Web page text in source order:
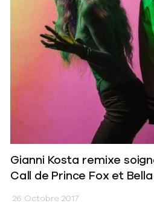
Gianni Kosta remixe
Call de Prince Fox et
26 Octobre 2017